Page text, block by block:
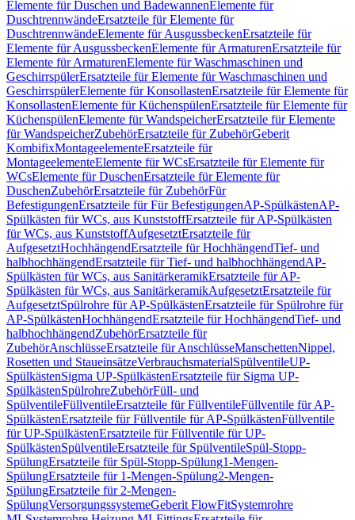
Elemente für Duschen und BadewannenElemente für
DuschtrennwändeErsatzteile für Elemente für
DuschtrennwändeElemente für AusgussbeckenErsatzteile für
Elemente für AusgussbeckenElemente für ArmaturenErsatzteile für
Elemente für ArmaturenElemente für Waschmaschinen und
GeschirrspülerErsatzteile für Elemente für Waschmaschinen und
GeschirrspülerElemente für KonsollastenErsatzteile für Elemente für
KonsollastenElemente für KüchenspülenErsatzteile für Elemente für
KüchenspülenElemente für WandspeicherErsatzteile für Elemente
für WandspeicherZubehörErsatzteile für ZubehörGeberit
KombifixMontageelementeErsatzteile für
MontageelementeElemente für WCsErsatzteile für Elemente für
WCsElemente für DuschenErsatzteile für Elemente für
DuschenZubehörErsatzteile für ZubehörFür
BefestigungenErsatzteile für Für BefestigungenAP-SpülkästenAP-
Spülkästen für WCs, aus KunststoffErsatzteile für AP-Spülkästen
für WCs, aus KunststoffAufgesetztErsatzteile für
AufgesetztHochhängendErsatzteile für HochhängendTief- und
halbhochhängendErsatzteile für Tief- und halbhochhängendAP-
Spülkästen für WCs, aus SanitärkeramikErsatzteile für AP-
Spülkästen für WCs, aus SanitärkeramikAufgesetztErsatzteile für
AufgesetztSpülrohre für AP-SpülkästenErsatzteile für Spülrohre für
AP-SpülkästenHochhängendErsatzteile für HochhängendTief- und
halbhochhängendZubehörErsatzteile für
ZubehörAnschlüsseErsatzteile für AnschlüsseManschettenNippel,
Rosetten und StaueinsätzeVerbrauchsmaterialSpülventileUP-
SpülkästenSigma UP-SpülkästenErsatzteile für Sigma UP-
SpülkästenSpülrohreZubehörFüll- und
SpülventileFüllventileErsatzteile für FüllventileFüllventile für AP-
SpülkästenErsatzteile für Füllventile für AP-SpülkästenFüllventile
für UP-SpülkästenErsatzteile für Füllventile für UP-
SpülkästenSpülventileErsatzteile für SpülventileSpül-Stopp-
SpülungErsatzteile für Spül-Stopp-Spülung1-Mengen-
SpülungErsatzteile für 1-Mengen-Spülung2-Mengen-
SpülungErsatzteile für 2-Mengen-
SpülungVersorgungssystemeGeberit FlowFitSystemrohre